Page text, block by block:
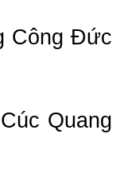
Công Đức
Quang